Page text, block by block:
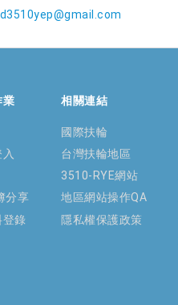
d3510yep@gmail.com
相關連結
國際扶輪
台灣扶輪地區
3510-RYE網站
地區網站操作QA
隱私權保護政策
業
分享
登錄